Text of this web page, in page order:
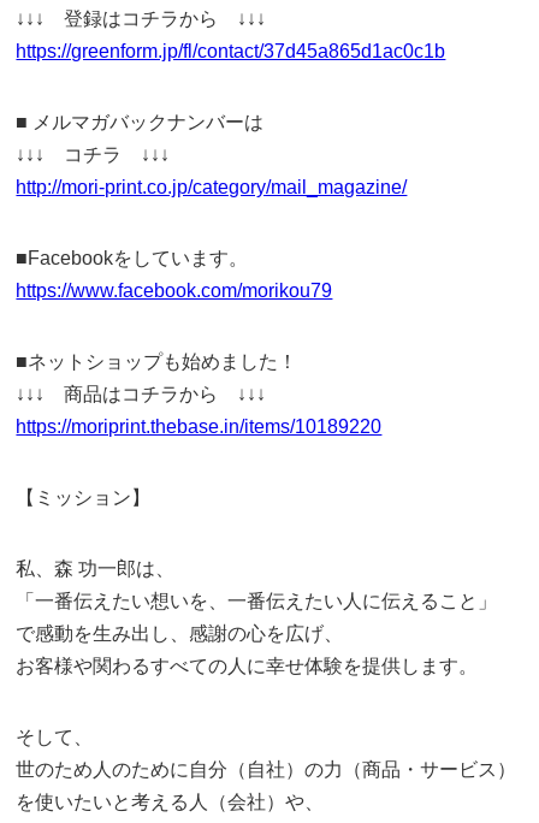
↓↓↓ 登録はコチラから ↓↓↓
https://greenform.jp/fl/contact/37d45a865d1ac0c1b
■ メルマガバックナンバーは
↓↓↓ コチラ ↓↓↓
http://mori-print.co.jp/category/mail_magazine/
■Facebookをしています。
https://www.facebook.com/morikou79
■ネットショップも始めました！
↓↓↓ 商品はコチラから ↓↓↓
https://moriprint.thebase.in/items/10189220
【ミッション】
私、森 功一郎は、
「一番伝えたい想いを、一番伝えたい人に伝えること」
で感動を生み出し、感謝の心を広げ、
お客様や関わるすべての人に幸せ体験を提供します。
そして、
世のため人のために自分（自社）の力（商品・サービス）
を使いたいと考える人（会社）や、